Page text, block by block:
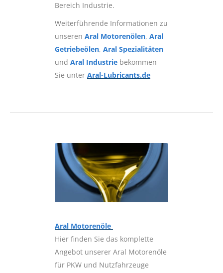
Bereich Industrie.
Weiterführende Informationen zu
unseren Aral Motorenölen, Aral
Getriebeölen, Aral Spezialitäten
und Aral Industrie bekommen
Sie unter Aral-Lubricants.de
Aral Motorenöle
Hier finden Sie das komplette
Angebot unserer Aral Motorenöle
für PKW und Nutzfahrzeuge